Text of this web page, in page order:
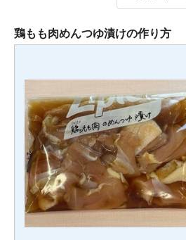
鶏もも肉めんつゆ漬けの作り方